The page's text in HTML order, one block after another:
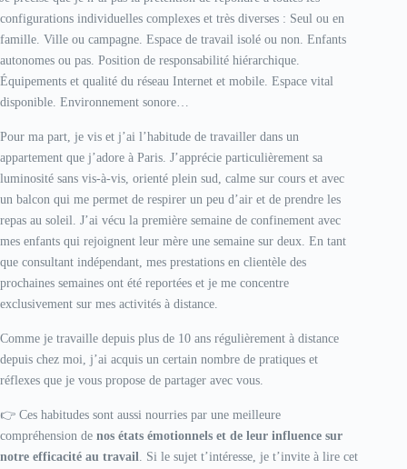
configurations individuelles complexes et très diverses : Seul ou en
famille. Ville ou campagne. Espace de travail isolé ou non. Enfants
autonomes ou pas. Position de responsabilité hiérarchique.
Équipements et qualité du réseau Internet et mobile. Espace vital
disponible. Environnement sonore…
Pour ma part, je vis et j’ai l’habitude de travailler dans un
appartement que j’adore à Paris. J’apprécie particulièrement sa
luminosité sans vis-à-vis, orienté plein sud, calme sur cours et avec
un balcon qui me permet de respirer un peu d’air et de prendre les
repas au soleil. J’ai vécu la première semaine de confinement avec
mes enfants qui rejoignent leur mère une semaine sur deux. En tant
que consultant indépendant, mes prestations en clientèle des
prochaines semaines ont été reportées et je me concentre
exclusivement sur mes activités à distance.
Comme je travaille depuis plus de 10 ans régulièrement à distance
depuis chez moi, j’ai acquis un certain nombre de pratiques et
réflexes que je vous propose de partager avec vous.
👉 Ces habitudes sont aussi nourries par une meilleure
compréhension de nos états émotionnels et de leur influence sur
notre efficacité au travail
. Si le sujet t’intéresse, je t’invite à lire cet